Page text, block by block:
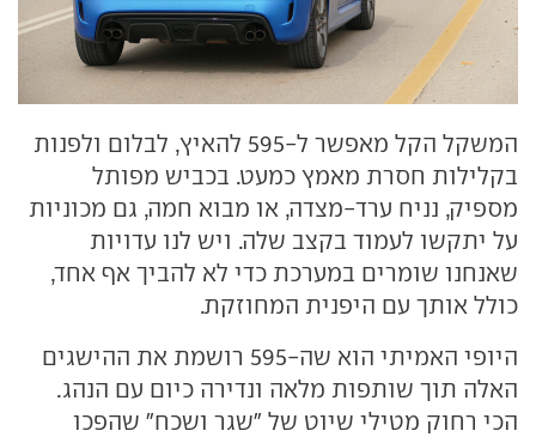
המשקל הקל מאפשר ל-595 להאיץ, לבלום ולפנות
בקלילות חסרת מאמץ כמעט. בכביש מפותל
מספיק, נניח ערד-מצדה, או מבוא חמה, גם מכוניות
על יתקשו לעמוד בקצב שלה. ויש לנו עדויות
שאנחנו שומרים במערכת כדי לא להביך אף אחד,
כולל אותך עם היפנית המחוזקת.
היופי האמיתי הוא שה-595 רושמת את ההישגים
האלה תוך שותפות מלאה ונדירה כיום עם הנהג.
הכי רחוק מטילי שיוט של "שגר ושכח" שהפכו